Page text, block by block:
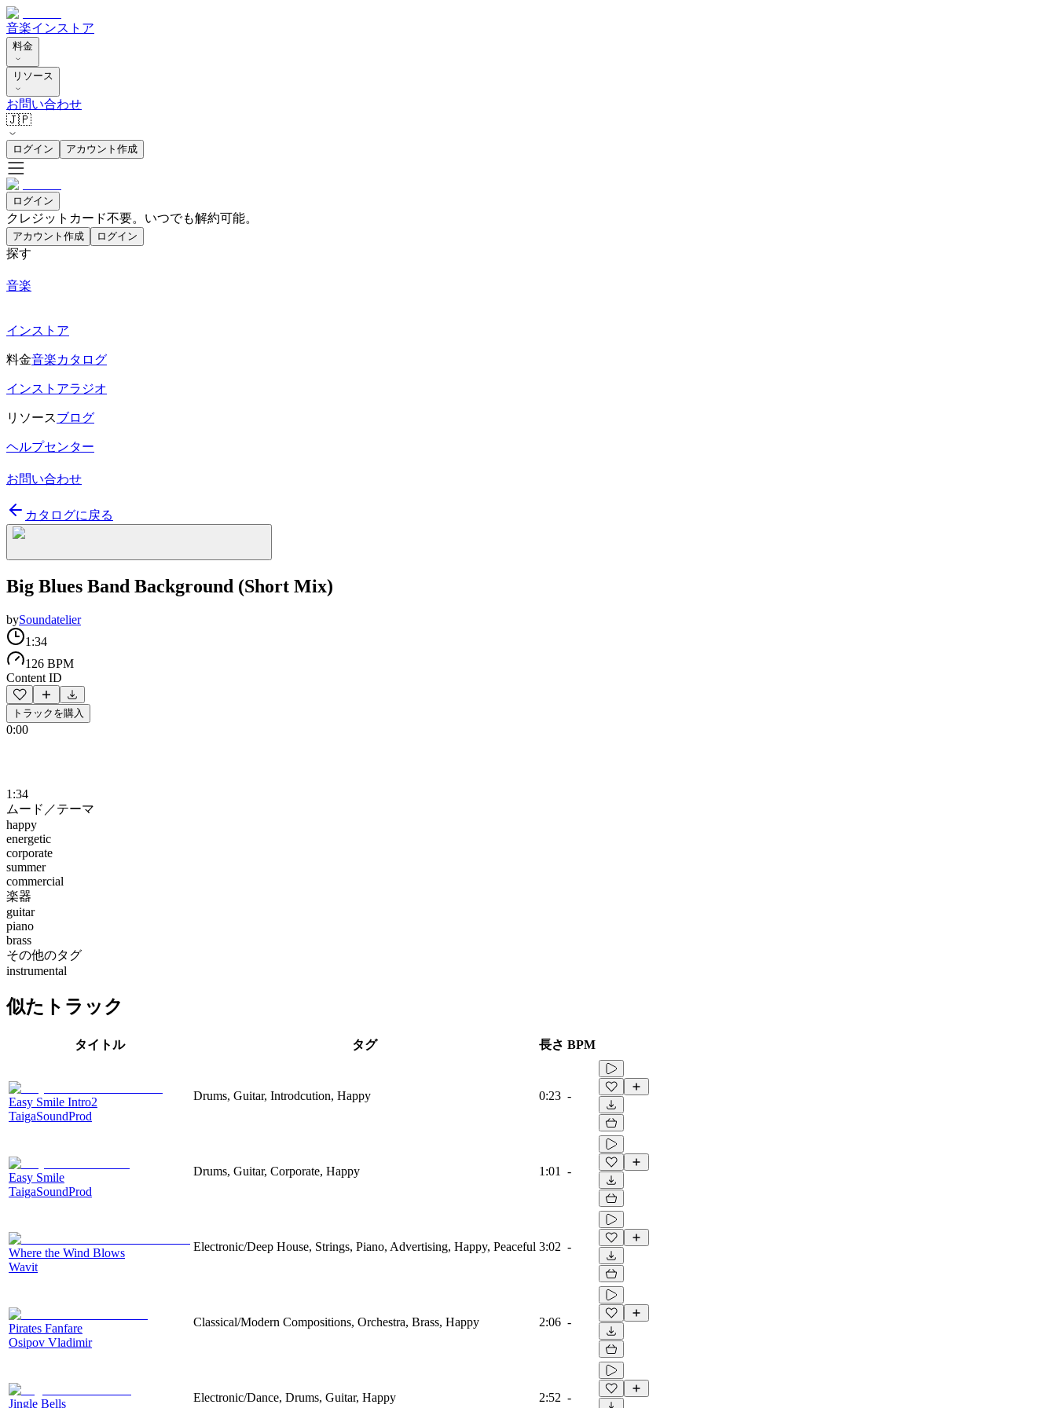
音楽インストア
料金
リソース
お問い合わせ
🇯🇵
ログイン アカウント作成
ログイン
クレジットカード不要。いつでも解約可能。
アカウント作成 ログイン
探す
音楽
インストア
料金音楽カタログ
インストアラジオ
リソースブログ
ヘルプセンター
お問い合わせ
カタログに戻る
Big Blues Band Background (Short Mix)
bySoundatelier
1:34
126 BPM
Content ID
トラックを購入
0:00
1:34
ムード／テーマ
happy
energetic
corporate
summer
commercial
楽器
guitar
piano
brass
その他のタグ
instrumental
似たトラック
タイトル タグ 長さ BPM
Easy Smile Intro2
TaigaSoundProd
Drums, Guitar, Introdcution, Happy 0:23 -
Easy Smile
TaigaSoundProd
Drums, Guitar, Corporate, Happy 1:01 -
Where the Wind Blows
Wavit
Electronic/Deep House, Strings, Piano, Advertising, Happy, Peaceful 3:02 -
Pirates Fanfare
Osipov Vladimir
Classical/Modern Compositions, Orchestra, Brass, Happy 2:06 -
Jingle Bells Electronic/Dance, Drums, Guitar, Happy 2:52 -